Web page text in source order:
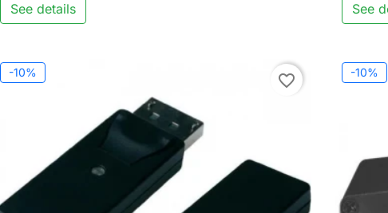
See details See
-10% favorite_border -10%